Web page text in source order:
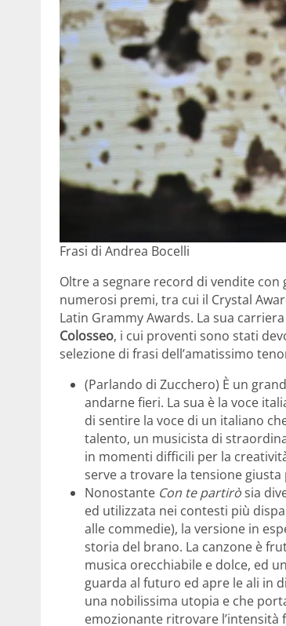
Frasi di Andrea Bocelli
Oltre a segnare record di vendite con
numerosi premi, tra cui il Crystal
Latin Grammy Awards. La sua
Colosseo, i cui proventi sono stati
selezione di frasi dell’amatissimo
(Parlando di Zucchero) È un
andarne fieri. La sua è la voce
di sentire la voce di un italiano
talento, un musicista di
in momenti difficili per la
serve a trovare la tensione
Nonostante Con te partiròsia
ed utilizzata nei contesti più
alle commedie), la versione in
storia del brano. La canzone è
musica orecchiabile e dolce, ed
guarda al futuro ed apre le ali in
una nobilissima utopia e che
emozionante ritrovare l’intensità